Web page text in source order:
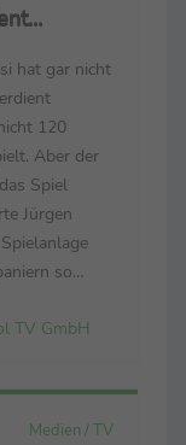
hat gar nicht
120
Aber der
Spiel
Jürgen
so
de la ...
TV GmbH
Medien / TV